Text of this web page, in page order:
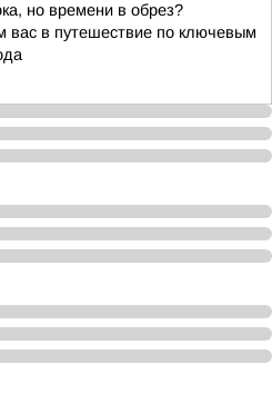
но времени в обрез?
вас в путешествие по ключевым